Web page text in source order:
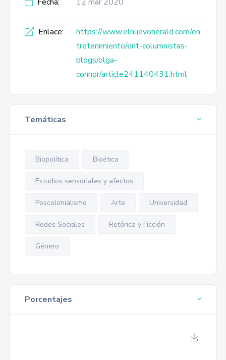
Enlace:
https://www.elnuevoherald.com/en
tretenimiento/ent-columnistas-
blogs/olga-
connor/article241140431.html
Temáticas
Biopolítica Bioética
Estudios sensoriales y afectos
Poscolonialismo Arte Universidad
Redes Sociales Retórica y Ficción
Género
Porcentajes